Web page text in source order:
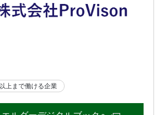
上まで働ける企業